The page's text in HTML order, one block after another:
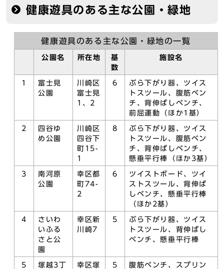
健康遊具のある主な公園・緑地
健康遊具のある主な公園・緑地の一覧
公園名 所在地
基
数
施設名
1
富士見
公園
川崎区
富士見
1、2
6
ぶら下がり器、ツイス
トスツール、腹筋ベン
チ、背伸ばしベンチ、
前屈運動（ほか1基）
2
四谷ゆ
め公園
川崎区
四谷下
町15-
1
8
ぶら下がり器、ツイス
トスツール、腹筋ベン
チ、背伸ばしベンチ、
懸垂平行棒（ほか3基）
3
南河原
公園
幸区都
町74-
2
6
ツイストボード、ツイ
ストスツール、背伸ば
しベンチ、懸垂平行棒
（ほか2基）
4
さいわ
いふる
さと公
園
幸区新
川崎7
5
ぶら下がり器、ツイス
トスツール、背伸ばし
ベンチ、懸垂平行棒
5
塚越3丁
幸区塚
5
腹筋ベンチ、スプリン